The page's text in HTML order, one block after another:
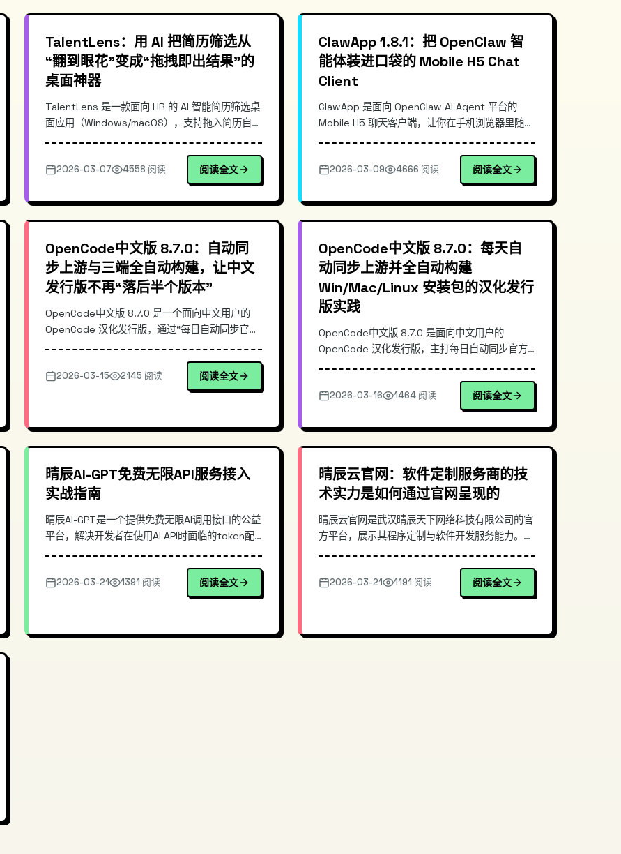
TalentLens：用 AI 把简历筛选从
“翻到眼花”变成“拖拽即出结果”的
桌面神器
TalentLens 是一款面向 HR 的 AI 智能简历筛选桌
面应用（Windows/macOS），支持拖入简历自动
议。本文介绍其典型使用场景、核心优势、落地流
程与最佳实践，帮助招聘团队提升筛选效率与一致
2026-03-07 4558 阅读 阅读全文
ClawApp 1.8.1：把 OpenClaw 智
能体装进口袋的 Mobile H5 Chat
Client
ClawApp 是面向 OpenClaw AI Agent 平台的
Mobile H5 聊天客户端，让你在手机浏览器里随时
其 H5 架构与消息链路设计，说明它相对通用聊天
壳与“直接用 Web 控制台”的差异，并给出最小化
的部署/使用命令示例，帮助你快速把 OpenClaw
交互体验移动化。
2026-03-09 4666 阅读 阅读全文
OpenCode中文版 8.7.0：自动同
步上游与三端全自动构建，让中文
发行版不再“落后半个版本”
OpenCode中文版 8.7.0 是一个面向中文用户的
OpenCode 汉化发行版，通过“每日自动同步官方
水线，解决常见的汉化版更新滞后、手动打包繁琐
与版本不一致问题。本文从同步机制、构建架构与
发布策略切入，说明其与手工汉化/镜像站的差
2026-03-15 2145 阅读 阅读全文
OpenCode中文版 8.7.0：每天自
动同步上游并全自动构建
Win/Mac/Linux 安装包的汉化发行
版实践
OpenCode中文版 8.7.0 是面向中文用户的
OpenCode 汉化发行版，主打每日自动同步官方
Windows/Mac/Linux 三端安装包。本文从真实使
用痛点切入，讲清上游同步、CI/CD 构建、跨平台
打包与发布的核心思路，并给出安装与使用示例，
帮助你快速评估它在团队落地与个人使用中的价
值。
2026-03-16 1464 阅读 阅读全文
晴辰AI-GPT免费无限API服务接入
实战指南
晴辰AI-GPT是一个提供免费无限AI调用接口的公益
平台，解决开发者在使用AI API时面临的token配
式、技术特点，并通过实际代码演示展示如何快速
集成到项目中，适合需要低成本AI能力的开发者参
2026-03-21 1391 阅读 阅读全文
晴辰云官网：软件定制服务商的技
术实力是如何通过官网呈现的
晴辰云官网是武汉晴辰天下网络科技有限公司的官
方平台，展示其程序定制与软件开发服务能力。本
件开发服务商如何通过官网体现技术积累，包括前
端技术选型、用户体验设计、服务能力可视化等方
2026-03-21 1191 阅读 阅读全文